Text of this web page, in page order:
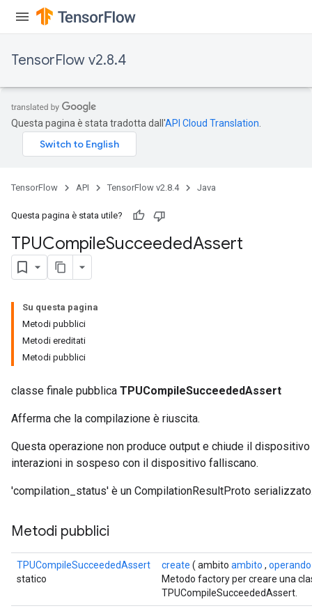
TensorFlow v2.8.4
Questa pagina è stata tradotta dall'API Cloud Translation
TensorFlow API TensorFlow v2.8.4 Java
Questa pagina è stata utile?
TPUCompileSucceededAssert
Su questa pagina
Metodi pubblici
Metodi ereditati
Metodi pubblici
classe finale pubblica TPUCompileSucceededAssert
Afferma che la compilazione è riuscita.
Questa operazione non produce output e chiude il
interazioni in sospeso con il dispositivo falliscano.
'compilation_status' è un CompilationResultProto
Metodi pubblici
TPUCompileSucceededAssert
statico
create ( ambito ambito , operando
Metodo factory per creare una
TPUCompileSucceededAssert.